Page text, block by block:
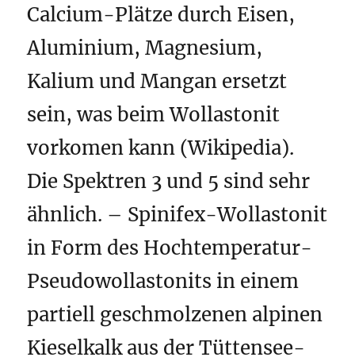
Calcium-Plätze durch Eisen,
Aluminium, Magnesium,
Kalium und Mangan ersetzt
sein, was beim Wollastonit
vorkomen kann (Wikipedia).
Die Spektren 3 und 5 sind sehr
ähnlich. – Spinifex-Wollastonit
in Form des Hochtemperatur-
Pseudowollastonits in einem
partiell geschmolzenen alpinen
Kieselkalk aus der Tüttensee-